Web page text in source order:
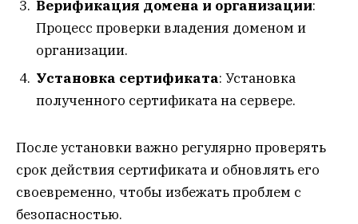
Верификация домена и организации:
Процесс проверки владения доменом и
организации.
Установка сертификата: Установка
полученного сертификата на сервере.
После установки важно регулярно проверять
срок действия сертификата и обновлять его
своевременно, чтобы избежать проблем с
безопасностью.